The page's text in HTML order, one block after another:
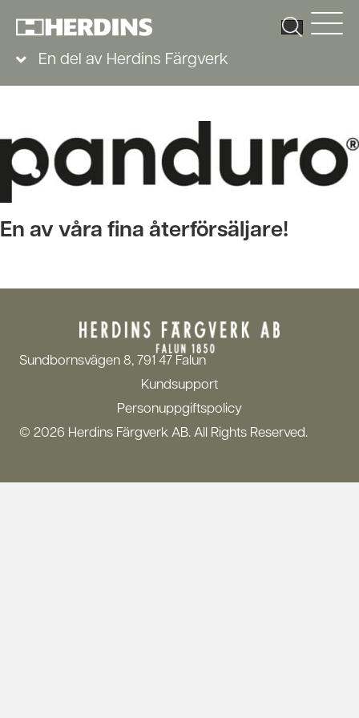
En del av Herdins Färgverk
En av våra fina återförsäljare!
Sundbornsvägen 8, 791 47 Falun
Kundsupport
Personuppgiftspolicy
© 2026 Herdins Färgverk AB. All Rights Reserved.